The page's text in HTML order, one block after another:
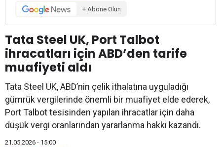
+ Abone Olun
Tata Steel UK, Port Talbot
ihracatları için ABD’den tarife
muafiyeti aldı
Tata Steel UK, ABD’nin çelik ithalatına uyguladığı
gümrük vergilerinde önemli bir muafiyet elde ederek,
Port Talbot tesisinden yapılan ihracatlar için daha
düşük vergi oranlarından yararlanma hakkı kazandı.
21.05.2026 - 15:00